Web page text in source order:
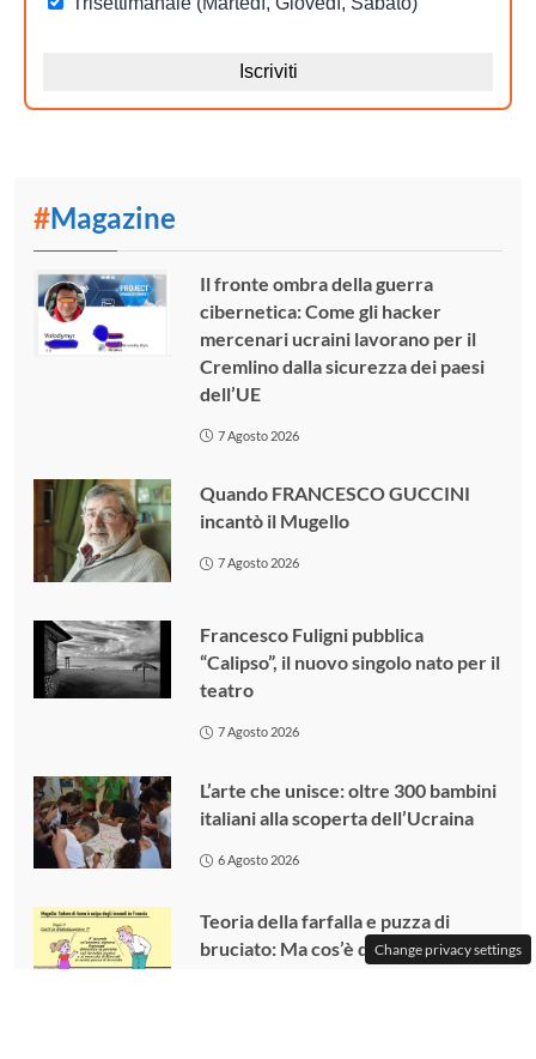
#Magazine
Il fronte ombra della guerra
cibernetica: Come gli hacker
mercenari ucraini lavorano per il
Cremlino dalla sicurezza dei paesi
dell’UE
7 Agosto 2026
Quando FRANCESCO GUCCINI
incantò il Mugello
7 Agosto 2026
Francesco Fuligni pubblica
“Calipso”, il nuovo singolo nato per il
teatro
7 Agosto 2026
L’arte che unisce: oltre 300 bambini
italiani alla scoperta dell’Ucraina
6 Agosto 2026
Teoria della farfalla e puzza di
bruciato: Ma cos’è davvero questa
Change privacy settings